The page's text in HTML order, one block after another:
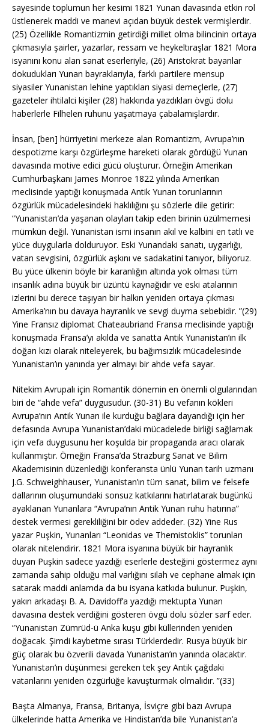
sayesinde toplumun her kesimi 1821 Yunan davasında etkin rol
üstlenerek maddi ve manevi açıdan büyük destek vermişlerdir.
(25) Özellikle Romantizmin getirdiği millet olma bilincinin ortaya
çıkmasıyla şairler, yazarlar, ressam ve heykeltıraşlar 1821 Mora
isyanını konu alan sanat eserleriyle, (26) Aristokrat bayanlar
dokudukları Yunan bayraklarıyla, farklı partilere mensup
siyasiler Yunanistan lehine yaptıkları siyasi demeçlerle, (27)
gazeteler ihtilalci kişiler (28) hakkında yazdıkları övgü dolu
haberlerle Filhelen ruhunu yaşatmaya çabalamışlardır.
İnsan, [ben] hürriyetini merkeze alan Romantizm, Avrupa’nın
despotizme karşı özgürleşme hareketi olarak gördüğü Yunan
davasında motive edici gücü oluşturur. Örneğin Amerikan
Cumhurbaşkanı James Monroe 1822 yılında Amerikan
meclisinde yaptığı konuşmada Antik Yunan torunlarının
özgürlük mücadelesindeki haklılığını şu sözlerle dile getirir:
“Yunanistan’da yaşanan olayları takip eden birinin üzülmemesi
mümkün değil. Yunanistan ismi insanın akıl ve kalbini en tatlı ve
yüce duygularla dolduruyor. Eski Yunandaki sanatı, uygarlığı,
vatan sevgisini, özgürlük aşkını ve sadakatini tanıyor, biliyoruz.
Bu yüce ülkenin böyle bir karanlığın altında yok olması tüm
insanlık adına büyük bir üzüntü kaynağıdır ve eski atalarının
izlerini bu derece taşıyan bir halkın yeniden ortaya çıkması
Amerika’nın bu davaya hayranlık ve sevgi duyma sebebidir. ”(29)
Yine Fransız diplomat Chateaubriand Fransa meclisinde yaptığı
konuşmada Fransa’yı akılda ve sanatta Antik Yunanistan’ın ilk
doğan kızı olarak niteleyerek, bu bağımsızlık mücadelesinde
Yunanistan’ın yanında yer almayı bir ahde vefa sayar.
Nitekim Avrupalı için Romantik dönemin en önemli olgularından
biri de “ahde vefa” duygusudur. (30-31) Bu vefanın kökleri
Avrupa’nın Antik Yunan ile kurduğu bağlara dayandığı için her
defasında Avrupa Yunanistan’daki mücadelede birliği sağlamak
için vefa duygusunu her koşulda bir propaganda aracı olarak
kullanmıştır. Örneğin Fransa’da Strazburg Sanat ve Bilim
Akademisinin düzenlediği konferansta ünlü Yunan tarih uzmanı
J.G. Schweighhauser, Yunanistan’ın tüm sanat, bilim ve felsefe
dallarının oluşumundaki sonsuz katkılarını hatırlatarak bugünkü
ayaklanan Yunanlara “Avrupa’nın Antik Yunan ruhu hatırına”
destek vermesi gerekliliğini bir ödev addeder. (32) Yine Rus
yazar Puşkin, Yunanları “Leonidas ve Themistoklis” torunları
olarak nitelendirir. 1821 Mora isyanına büyük bir hayranlık
duyan Puşkin sadece yazdığı eserlerle desteğini göstermez aynı
zamanda sahip olduğu mal varlığını silah ve cephane almak için
satarak maddi anlamda da bu isyana katkıda bulunur. Puşkin,
yakın arkadaşı B. A. Davidoff’a yazdığı mektupta Yunan
davasına destek verdiğini gösteren övgü dolu sözler sarf eder.
“Yunanistan Zümrüd-ü Anka kuşu gibi küllerinden yeniden
doğacak. Şimdi kaybetme sırası Türklerdedir. Rusya büyük bir
güç olarak bu özverili davada Yunanistan’ın yanında olacaktır.
Yunanistan’ın düşünmesi gereken tek şey Antik çağdaki
vatanlarını yeniden özgürlüğe kavuşturmak olmalıdır. ”(33)
Başta Almanya, Fransa, Britanya, İsviçre gibi bazı Avrupa
ülkelerinde hatta Amerika ve Hindistan’da bile Yunanistan’a